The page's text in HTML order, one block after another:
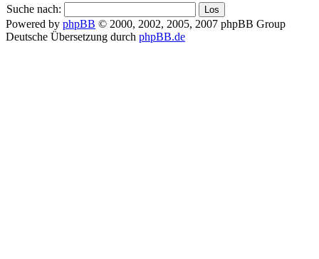
Suche nach:
Powered by phpBB © 2000, 2002, 2005, 2007 phpBB Group
Deutsche Übersetzung durch phpBB.de